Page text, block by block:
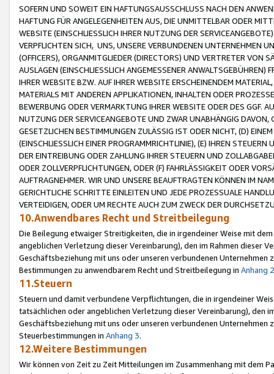
SOFERN UND SOWEIT EIN HAFTUNGSAUSSCHLUSS NACH DEN
HAFTUNG FÜR ANGELEGENHEITEN AUS, DIE UNMITTELBAR ODER
WEBSITE (EINSCHLIESSLICH IHRER NUTZUNG DER
VERPFLICHTEN SICH, UNS, UNSERE VERBUNDENEN UNTERNEHMEN
(OFFICERS), ORGANMITGLIEDER (DIRECTORS) UND VERTRETER VON
AUSLAGEN (EINSCHLIESSLICH ANGEMESSENER
IHRER WEBSITE BZW. AUF IHRER WEBSITE ERSCHEINENDEM
MATERIALS MIT ANDEREN APPLIKATIONEN, INHALTEN ODER
BEWERBUNG ODER VERMARKTUNG IHRER WEBSITE ODER DES GGF.
NUTZUNG DER SERVICEANGEBOTE UND ZWAR UNABHÄNGIG
GESETZLICHEN BESTIMMUNGEN ZULÄSSIG IST ODER NICHT, (D)
(EINSCHLIESSLICH EINER PROGRAMMRICHTLINIE), (E) IHREN
DER EINTREIBUNG ODER ZAHLUNG IHRER STEUERN UND
ODER ZOLLVERPFLICHTUNGEN, ODER (F) FAHRLÄSSIGKEIT ODER
AUFTRAGNEHMER. WIR UND UNSERE BEAUFTRAGTEN KÖNNEN IM
GERICHTLICHE SCHRITTE EINLEITEN UND JEDE PROZESSUALE
VERTEIDIGEN, ODER UM RECHTE AUCH ZUM ZWECK DER
10.Anwendbares Recht und Streitbeilegung
Die Beilegung etwaiger Streitigkeiten, die in irgendeiner Weise mit
angeblichen Verletzung dieser Vereinbarung), den im Rahmen dieser
Geschäftsbeziehung mit uns oder unseren verbundenen
Bestimmungen zu anwendbarem Recht und Streitbeilegung in Anhang 2
11.Steuern
Steuern und damit verbundene Verpflichtungen, die in irgendeiner
tatsächlichen oder angeblichen Verletzung dieser Vereinbarung), den
Geschäftsbeziehung mit uns oder unseren verbundenen
Steuerbestimmungen in Anhang 3.
12.Weitere Bestimmungen
Wir können von Zeit zu Zeit Mitteilungen im Zusammenhang mit dem